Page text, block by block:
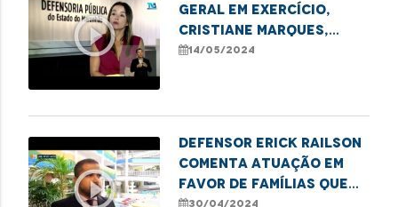
play_circle_outline
Geral em exercício,
Cristiane Marques,
destaca lei que exige a
identificação paterna
14/05/2024
play_circle_outline
Defensor Erick Railson
comenta atuação em
favor de famílias que
30/04/2024